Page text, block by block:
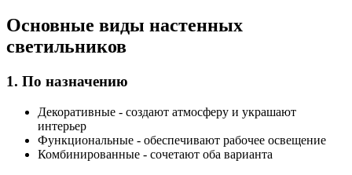
Основные виды настенных
светильников
1. По назначению
Декоративные - создают атмосферу и украшают
интерьер
Функциональные - обеспечивают рабочее освещение
Комбинированные - сочетают оба варианта